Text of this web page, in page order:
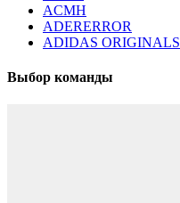
ACMH
ADERERROR
ADIDAS ORIGINALS
Выбор команды